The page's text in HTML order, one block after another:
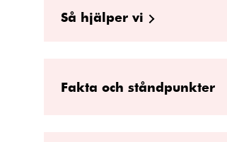
Så hjälper vi
Fakta och ståndpunkter